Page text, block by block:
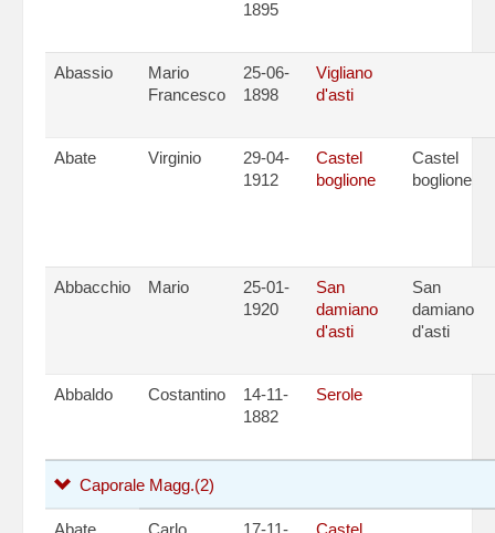
1895
Abassio
Mario
Francesco
25-06-
1898
Vigliano
d'asti
Abate Virginio
29-04-
1912
Castel
boglione
Castel
boglione
Abbacchio Mario
25-01-
1920
San
damiano
d'asti
San
damiano
d'asti
Abbaldo Costantino
14-11-
1882
Serole
Caporale Magg.(2)
Abate Carlo
17-11-
Castel